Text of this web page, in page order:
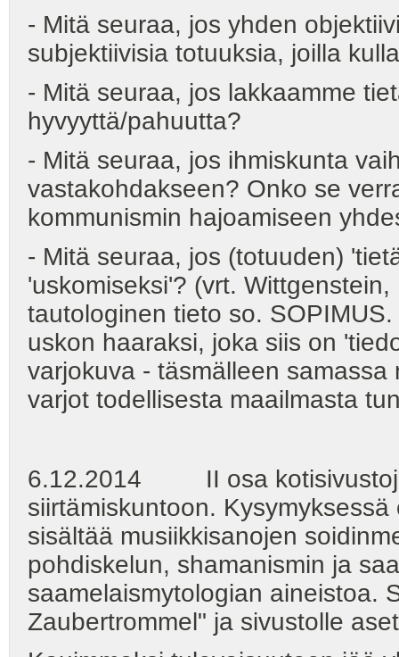
- Mitä seuraa, jos yhden
subjektiivisia totuuksia, joilla
- Mitä seuraa, jos lakkaamme
hyvyyttä/pahuutta?
- Mitä seuraa, jos ihmiskunta
vastakohdakseen? Onko se
kommunismin hajoamiseen
- Mitä seuraa, jos (totuuden)
'uskomiseksi'? (vrt.
tautologinen tieto so.
uskon haaraksi, joka siis on
varjokuva - täsmälleen
varjot todellisesta maailmasta
6.12.2014 II osa
siirtämiskuntoon.
sisältää musiikkisanojen
pohdiskelun, shamanismin ja
saamelaismytologian aineistoa.
Zaubertrommel" ja sivustolle